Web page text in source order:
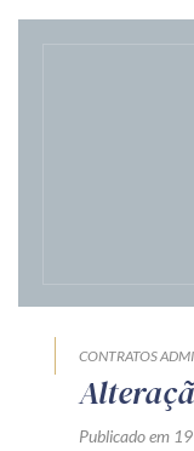
CONTRATOS
Publicado em